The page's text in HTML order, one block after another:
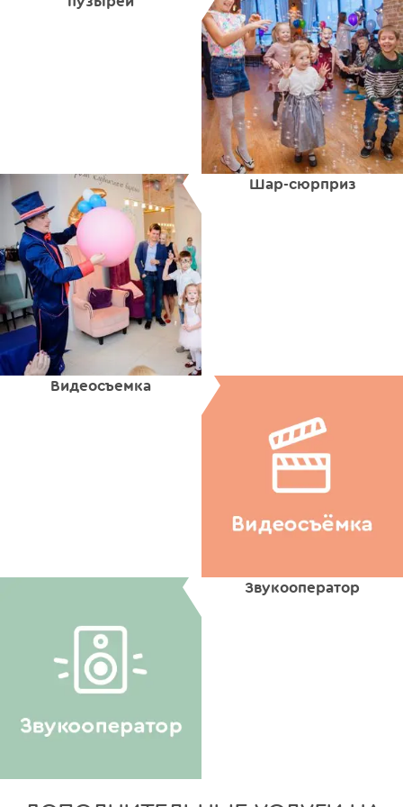
Шар-сюрприз
Видеосъемка
Звукооператор